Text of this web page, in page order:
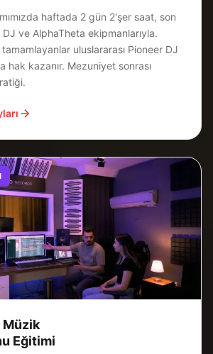
haftada 2 gün 2'şer saat, son
ve AlphaTheta ekipmanlarıyla.
uluslararası Pioneer DJ
hak kazanır. Mezuniyet sonrası
Eğitimi